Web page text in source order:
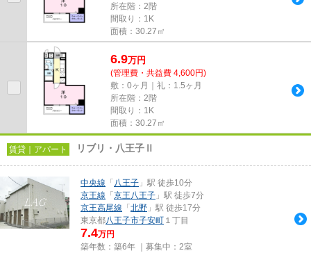
所在階：2階
間取り：1K
面積：30.27㎡
6.9万円
(管理費・共益費 4,600円)
敷：0ヶ月｜礼：1.5ヶ月
所在階：2階
間取り：1K
面積：30.27㎡
賃貸｜アパート リブリ・八王子Ⅱ
中央線 「 八王子 」駅 徒歩10分
京王線 「 京王八王子 」駅 徒歩7分
京王高尾線 「 北野 」駅 徒歩17分
東京都八王子市子安町 １丁目
7.4万円
築年数：築6年 ｜募集中： 2室